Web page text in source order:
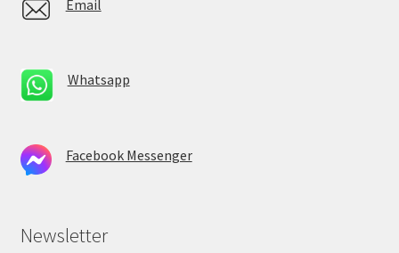
Email
Whatsapp
Facebook Messenger
Newsletter